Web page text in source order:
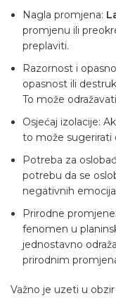
Nagla promjena:
promjenu ili
preplaviti.
Razornost i
opasnost ili
To može
Osjećaj izolacije:
to može sugerirati
Potreba za
potrebu da se
negativnih
Prirodne
fenomen u
jednostavno
prirodnim
Važno je uzeti u